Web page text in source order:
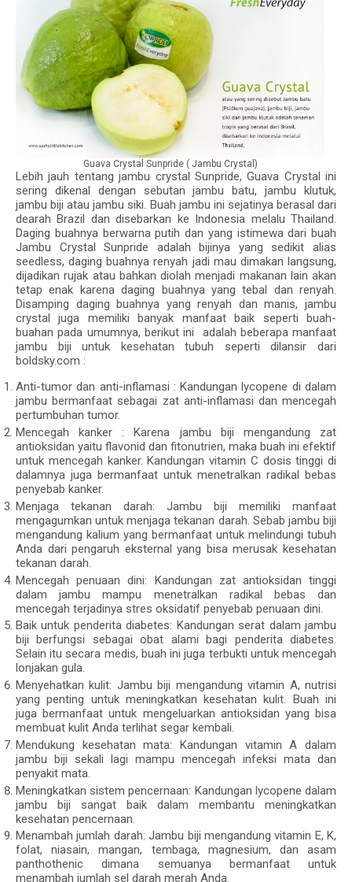
Guava Crystal Sunpride ( Jambu Crystal)
Lebih jauh tentang jambu crystal Sunpride, Guava Crystal ini
sering dikenal dengan sebutan jambu batu, jambu klutuk,
jambu biji atau jambu siki. Buah jambu ini sejatinya berasal dari
dearah Brazil dan disebarkan ke Indonesia melalu Thailand.
Daging buahnya berwarna putih dan yang istimewa dari buah
Jambu Crystal Sunpride adalah bijinya yang sedikit alias
seedless, daging buahnya renyah jadi mau dimakan langsung,
dijadikan rujak atau bahkan diolah menjadi makanan lain akan
tetap enak karena daging buahnya yang tebal dan renyah.
Disamping daging buahnya yang renyah dan manis, jambu
crystal juga memiliki banyak manfaat baik seperti buah-
buahan pada umumnya, berikut ini adalah beberapa manfaat
jambu biji untuk kesehatan tubuh seperti dilansir dari
boldsky.com :
Anti-tumor dan anti-inflamasi : Kandungan lycopene di dalam
jambu bermanfaat sebagai zat anti-inflamasi dan mencegah
pertumbuhan tumor.
Mencegah kanker : Karena jambu biji mengandung zat
antioksidan yaitu flavonid dan fitonutrien, maka buah ini efektif
untuk mencegah kanker. Kandungan vitamin C dosis tinggi di
dalamnya juga bermanfaat untuk menetralkan radikal bebas
penyebab kanker.
Menjaga tekanan darah: Jambu biji memiliki manfaat
mengagumkan untuk menjaga tekanan darah. Sebab jambu biji
mengandung kalium yang bermanfaat untuk melindungi tubuh
Anda dari pengaruh eksternal yang bisa merusak kesehatan
tekanan darah.
Mencegah penuaan dini: Kandungan zat antioksidan tinggi
dalam jambu mampu menetralkan radikal bebas dan
mencegah terjadinya stres oksidatif penyebab penuaan dini.
Baik untuk penderita diabetes: Kandungan serat dalam jambu
biji berfungsi sebagai obat alami bagi penderita diabetes.
Selain itu secara medis, buah ini juga terbukti untuk mencegah
lonjakan gula.
Menyehatkan kulit: Jambu biji mengandung vitamin A, nutrisi
yang penting untuk meningkatkan kesehatan kulit. Buah ini
juga bermanfaat untuk mengeluarkan antioksidan yang bisa
membuat kulit Anda terlihat segar kembali.
Mendukung kesehatan mata: Kandungan vitamin A dalam
jambu biji sekali lagi mampu mencegah infeksi mata dan
penyakit mata.
Meningkatkan sistem pencernaan: Kandungan lycopene dalam
jambu biji sangat baik dalam membantu meningkatkan
kesehatan pencernaan.
Menambah jumlah darah: Jambu biji mengandung vitamin E, K,
folat, niasain, mangan, tembaga, magnesium, dan asam
panthothenic dimana semuanya bermanfaat untuk
menambah jumlah sel darah merah Anda.